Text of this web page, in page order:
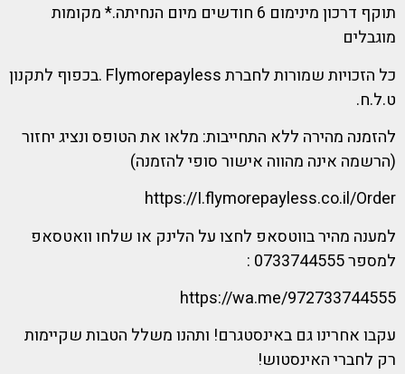
תוקף דרכון מינימום 6 חודשים מיום הנחיתה.* מקומות
מוגבלים
כל הזכויות שמורות לחברת Flymorepayless .בכפוף לתקנון
ט.ל.ח.
להזמנה מהירה ללא התחייבות: מלאו את הטופס ונציג יחזור
(הרשמה אינה מהווה אישור סופי להזמנה)
https://I.flymorepayless.co.il/Order
למענה מהיר בווטסאפ לחצו על הלינק או שלחו וואטסאפ
למספר 0733744555 :
https://wa.me/972733744555
עקבו אחרינו גם באינסטגרם! ותהנו משלל הטבות שקיימות
רק לחברי האינסטוש!